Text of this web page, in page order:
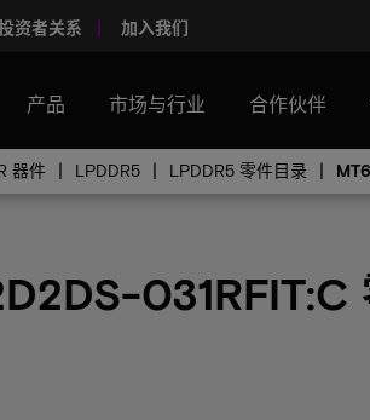
资者关系 加入我们
产品 市场与行业 合作伙伴
器件 LPDDR5 LPDDR5 零件目录
031RFIT:C